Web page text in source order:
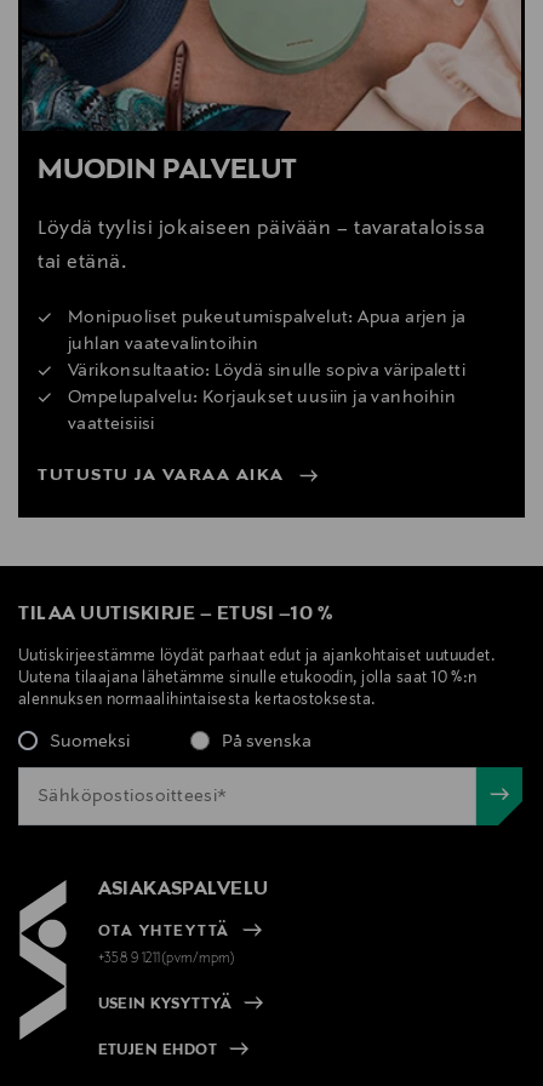
MUODIN PALVELUT
Löydä tyylisi jokaiseen päivään – tavarataloissa
tai etänä.
Monipuoliset pukeutumispalvelut: Apua arjen ja
juhlan vaatevalintoihin
Värikonsultaatio: Löydä sinulle sopiva väripaletti
Ompelupalvelu: Korjaukset uusiin ja vanhoihin
vaatteisiisi
TUTUSTU JA VARAA AIKA
TILAA UUTISKIRJE – ETUSI –10 %
Uutiskirjeestämme löydät parhaat edut ja ajankohtaiset uutuudet.
Uutena tilaajana lähetämme sinulle etukoodin, jolla saat 10 %:n
alennuksen normaalihintaisesta kertaostoksesta.
Suomeksi På svenska
ASIAKASPALVELU
OTA YHTEYTTÄ
+358 9 1211(pvm/mpm)
USEIN KYSYTTYÄ
ETUJEN EHDOT